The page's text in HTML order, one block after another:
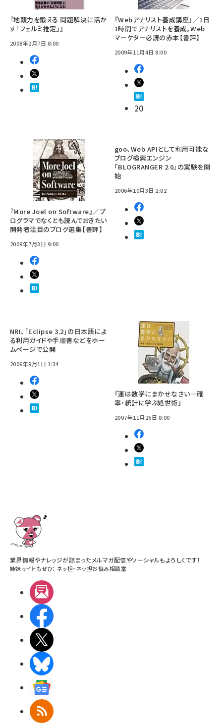
『地頭力を鍛える 問題解決に活か
す「フェルミ推定」』
2008年2月7日 8:00
『Webアナリスト養成講座』／1日
1時間でアナリストを養成。Web
マーケター必読の赤本【書評】
2009年11月4日 8:00
20
『More Joel on Software』／プ
ログラマでなくとも読んでおきたい
開発者注目のブログ選集【書評】
2009年7月3日 9:00
goo、Web APIとして利用可能な
ブログ検索エンジン
「BLOGRANGER 2.0」の実験を開
始
2006年10月3日 2:02
NRI、「Eclipse 3.2」の日本語によ
る利用ガイドや手順書などをホー
ムページで公開
2006年9月1日 1:34
『運は数学にまかせなさい―確
率・統計に学ぶ処世術』
2007年11月26日 8:00
業界情報やナレッジが詰まったメルマガ配信やソーシャルもよろしくです！
姉妹サイトもぜひ： ネッ担・ ネッ担お悩み相談室
RSS